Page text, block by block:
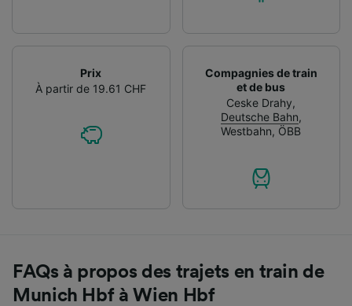
Prix
À partir de 19.61 CHF
Compagnies de train
et de bus
Ceske Drahy,
Deutsche Bahn,
Westbahn, ÖBB
FAQs à propos des trajets en train de
Munich Hbf à Wien Hbf